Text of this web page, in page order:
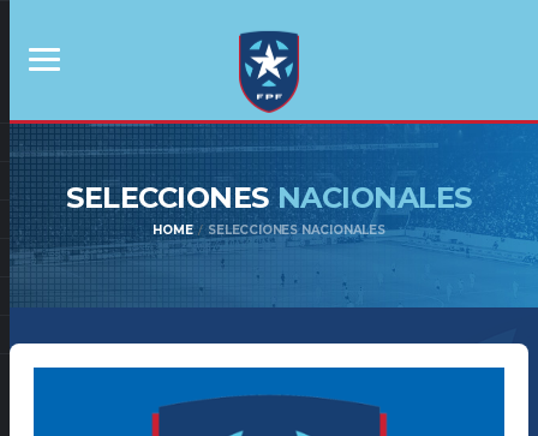
SELECCIONESNACIONALES
HOME SELECCIONES NACIONALES